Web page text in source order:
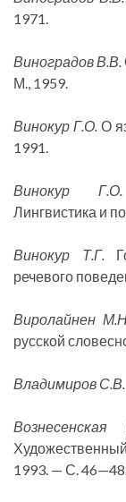
1971.
Виноградов В.В.
М., 1959.
Винокур Г.О. О
1991.
Винокур Г.О.
Лингвистика и
Винокур Т.Г.
речевого
Виролайнен
русской
Владимиров С.В.
Вознесенская
1993. — С. 46—48.